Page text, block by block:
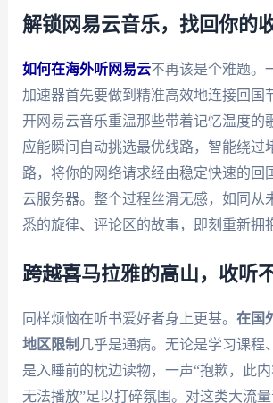
解锁网易云音乐，找回你的
如何在海外听网易云不再该是个难题。
加速器首先要做到精准高效地连接回国
开网易云音乐重温那些带着记忆温度的
应能瞬间自动挑选最优线路，智能绕过
路，将你的网络请求经由稳定快速的回
云服务器。整个过程丝滑无感，如同从
悉的旋律、评论区的故事，即刻重新拥
跨越喜马拉雅的高山，收听
同样烦恼在听书爱好者身上更甚。 在国
地区限制 几乎是通病。无论是学习课程
是入睡前的枕边读物，一声“抱歉，此
无法播放”足以打碎氛围。对这类大流